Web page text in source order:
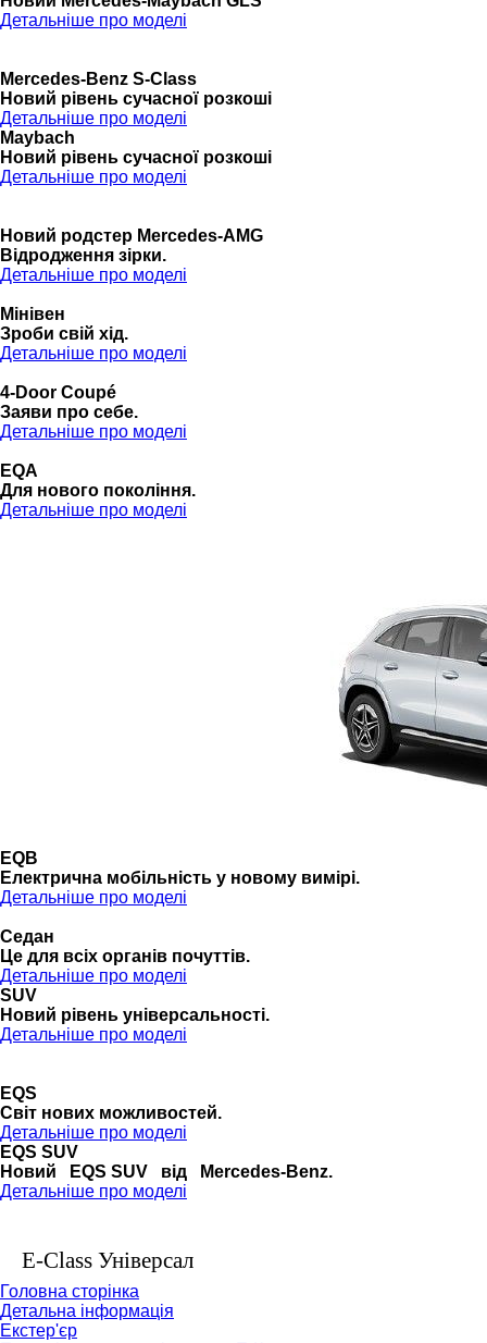
Детальніше про моделі
Mercedes-Benz S-Class
Новий рівень сучасної розкоші
Детальніше про моделі
Maybach
Новий рівень сучасної розкоші
Детальніше про моделі
Новий родстер Mercedes-AMG
Відродження зірки.
Детальніше про моделі
Мінівен
Зроби свій хід.
Детальніше про моделі
4-Door Coupé
Заяви про себе.
Детальніше про моделі
EQA
Для нового покоління.
Детальніше про моделі
EQB
Електрична мобільність у новому вимірі.
Детальніше про моделі
Седан
Це для всіх органів почуттів.
Детальніше про моделі
SUV
Новий рівень універсальності.
Детальніше про моделі
EQS
Cвіт нових можливостей.
Детальніше про моделі
EQS SUV
Новий EQS SUV від Mercedes-Benz.
Детальніше про моделі
E-Class Універсал
Головна сторінка
Детальна інформація
Екстер'єр